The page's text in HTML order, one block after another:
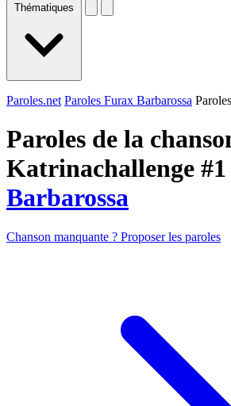
Thématiques
Paroles.net Paroles Furax Barbarossa
Paroles de la
Katrinachallenge
Barbarossa
Chanson manquante ? Proposer les paroles